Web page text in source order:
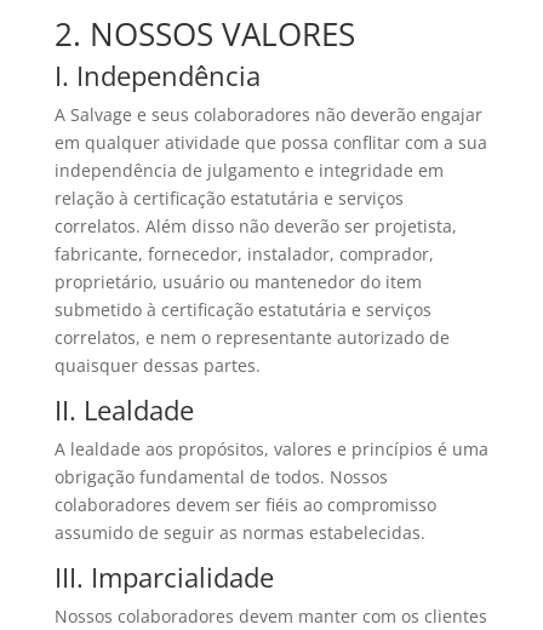
2. NOSSOS VALORES
I. Independência
A Salvage e seus colaboradores não deverão engajar
em qualquer atividade que possa conflitar com a sua
independência de julgamento e integridade em
relação à certificação estatutária e serviços
correlatos. Além disso não deverão ser projetista,
fabricante, fornecedor, instalador, comprador,
proprietário, usuário ou mantenedor do item
submetido à certificação estatutária e serviços
correlatos, e nem o representante autorizado de
quaisquer dessas partes.
II. Lealdade
A lealdade aos propósitos, valores e princípios é uma
obrigação fundamental de todos. Nossos
colaboradores devem ser fiéis ao compromisso
assumido de seguir as normas estabelecidas.
III. Imparcialidade
Nossos colaboradores devem manter com os clientes